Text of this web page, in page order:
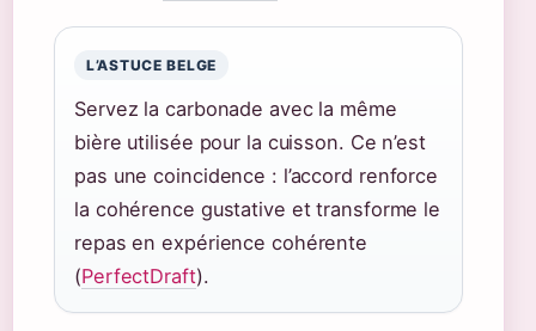
L’ASTUCE BELGE
Servez la carbonade avec la même
bière utilisée pour la cuisson. Ce n’est
pas une coincidence : l’accord renforce
la cohérence gustative et transforme le
repas en expérience cohérente
(PerfectDraft).